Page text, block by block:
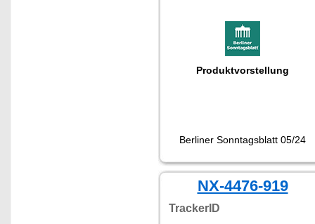
Produktvorstellung
Berliner Sonntagsblatt 05/24
NX-4476-919
TrackerID